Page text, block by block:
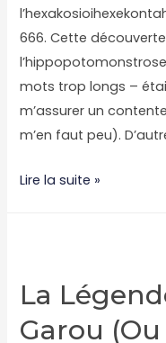
666. Cette
mots trop longs –
m’assurer un
m’en faut peu).
Vegan
Lire la suite »
La
Garou (ou